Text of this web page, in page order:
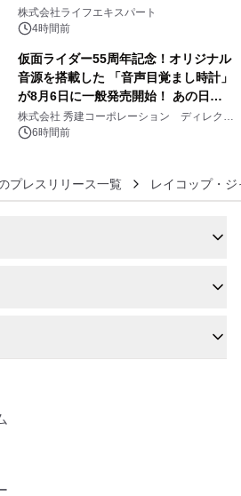
株式会社ライフエキスパート
4時間前
仮面ライダー55周年記念！オリジナル
音源を搭載した 「音声目覚まし時計」
が8月6日に一般発売開始！ あの日の
大興奮が今甦る
株式会社 秀建コーポレーション ディレクト
アートギャラリー
6時間前
プレスリリース一覧 レイコップ・